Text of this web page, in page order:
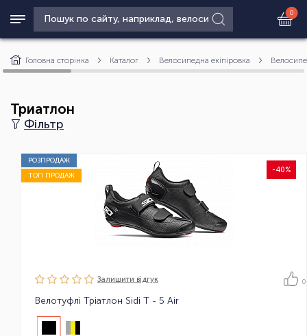
0
Головна сторінка Каталог Велосипедна екіпіровка
Триатлон
Фільтр
РОЗПРОДАЖ
-40%
ТОП ПРОДАЖ
Залишити вiдгук 0
Велотуфлі Тріатлон Sidi T - 5 Air